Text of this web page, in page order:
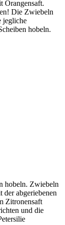
Orangensaft.
Die Zwiebeln
jegliche
hobeln.
hobeln. Zwiebeln
abgeriebenen
Zitronensaft
und die